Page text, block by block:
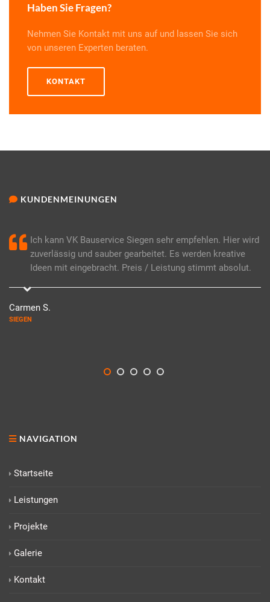
Haben Sie Fragen?
Nehmen Sie Kontakt mit uns auf und lassen Sie sich
von unseren Experten beraten.
KONTAKT
KUNDENMEINUNGEN
Ich kann VK Bauservice Siegen sehr empfehlen. Hier wird
zuverlässig und sauber gearbeitet. Es werden kreative
Ideen mit eingebracht. Preis / Leistung stimmt absolut.
Carmen S.
SIEGEN
NAVIGATION
Startseite
Leistungen
Projekte
Galerie
Kontakt